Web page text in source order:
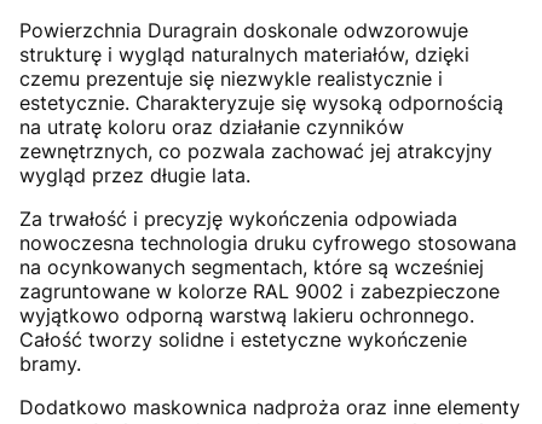
Powierzchnia Duragrain doskonale odwzorowuje
strukturę i wygląd naturalnych materiałów, dzięki
czemu prezentuje się niezwykle realistycznie i
estetycznie. Charakteryzuje się wysoką odpornością
na utratę koloru oraz działanie czynników
zewnętrznych, co pozwala zachować jej atrakcyjny
wygląd przez długie lata.
Za trwałość i precyzję wykończenia odpowiada
nowoczesna technologia druku cyfrowego stosowana
na ocynkowanych segmentach, które są wcześniej
zagruntowane w kolorze RAL 9002 i zabezpieczone
wyjątkowo odporną warstwą lakieru ochronnego.
Całość tworzy solidne i estetyczne wykończenie
bramy.
Dodatkowo maskownica nadproża oraz inne elementy